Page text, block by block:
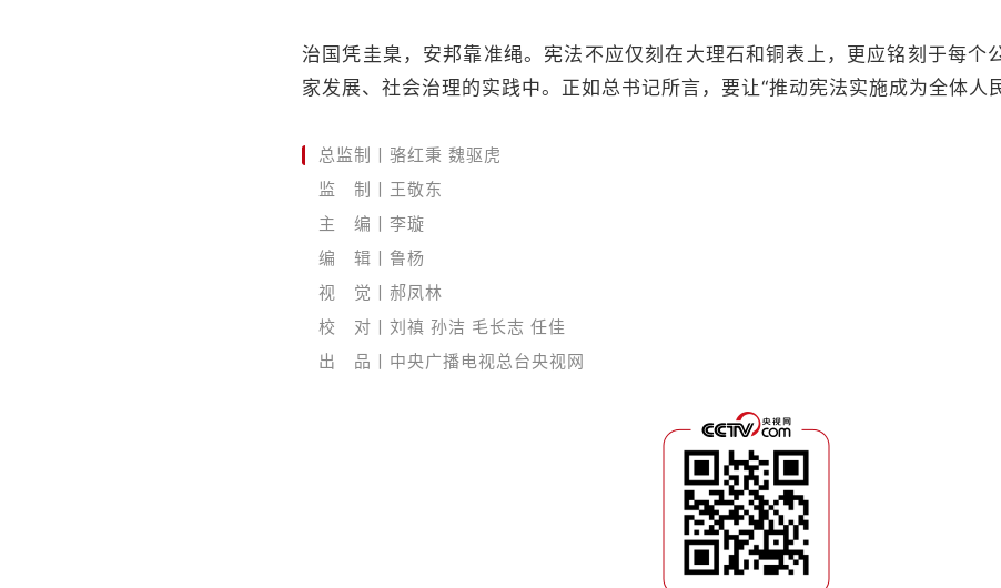
治国凭圭臬，安邦靠准绳。宪法不应仅刻在大理石和铜表上，更应铭刻于每个
家发展、社会治理的实践中。正如总书记所言，要让“推动宪法实施成为全体人
总监制丨骆红秉 魏驱虎
监 制丨王敬东
主 编丨李璇
编 辑丨鲁杨
视 觉丨郝凤林
校 对丨刘禛 孙洁 毛长志 任佳
出 品丨中央广播电视总台央视网